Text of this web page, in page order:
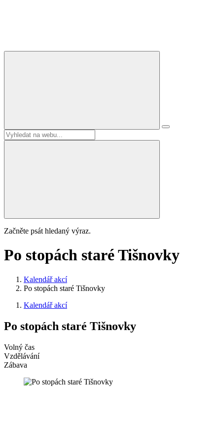
Začněte psát hledaný výraz.
Po stopách staré Tišnovky
Kalendář akcí
Po stopách staré Tišnovky
Kalendář akcí
Po stopách staré Tišnovky
Volný čas
Vzdělávání
Zábava